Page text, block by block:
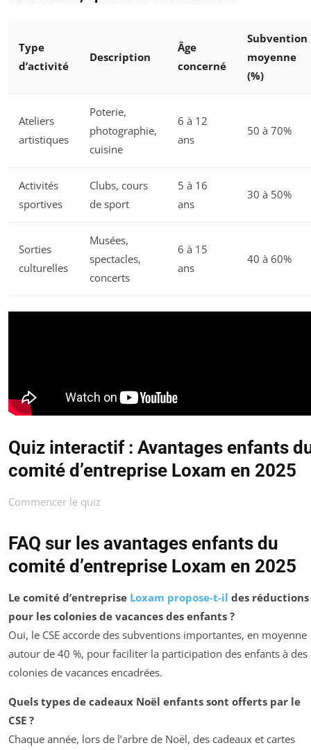
Type
d’activité
Description
Âge
concerné
Subvention
moyenne
(%)
Ateliers
artistiques
Poterie,
photographie,
cuisine
6 à 12
ans
50 à 70%
Activités
sportives
Clubs, cours
de sport
5 à 16
ans
30 à 50%
Sorties
culturelles
Musées,
spectacles,
concerts
6 à 15
ans
40 à 60%
Quiz interactif : Avantages enfants
comité d’entreprise Loxam en 2025
Commencer le quiz
FAQ sur les avantages enfants du
comité d’entreprise Loxam en 2025
Le comité d’entreprise Loxam propose-t-il des réductions
pour les colonies de vacances des enfants ?
Oui, le CSE accorde des subventions importantes, en moyenne
autour de 40 %, pour faciliter la participation des enfants à des
colonies de vacances encadrées.
Quels types de cadeaux Noël enfants sont offerts par le
CSE ?
Chaque année, lors de l’arbre de Noël, des cadeaux et cartes